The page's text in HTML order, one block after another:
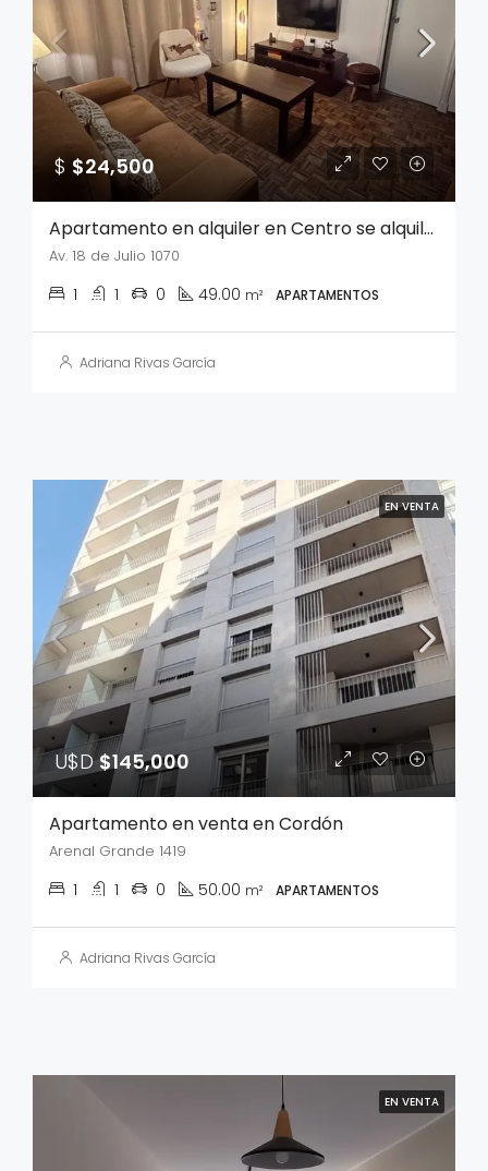
$ $24,500
Apartamento en alquiler en Centro se alquila sin muebles
Av. 18 de Julio 1070
1 1 0 49.00 m² APARTAMENTOS
Adriana Rivas García
EN VENTA
U$D$145,000
Apartamento en venta en Cordón
Arenal Grande 1419
1 1 0 50.00 m² APARTAMENTOS
Adriana Rivas García
EN VENTA